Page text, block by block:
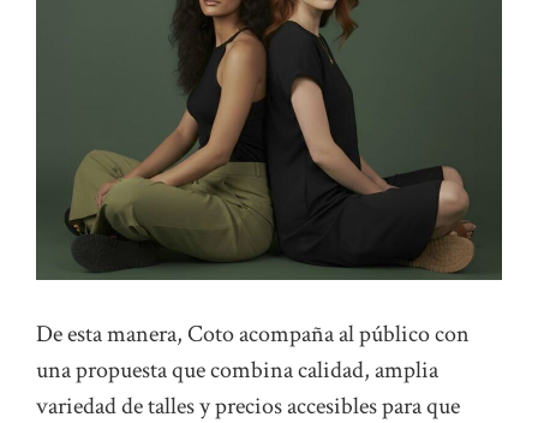
De esta manera, Coto acompaña al público con
una propuesta que combina calidad, amplia
variedad de talles y precios accesibles para que